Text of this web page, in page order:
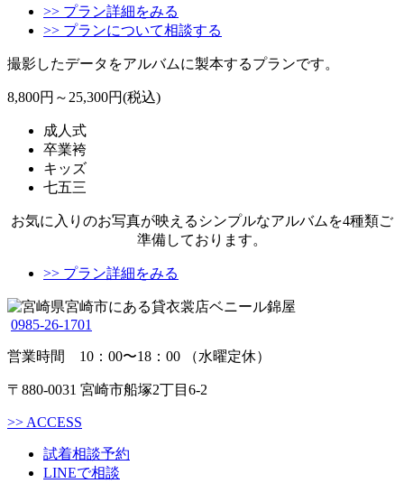
>> プラン詳細をみる
>> プランについて相談する
撮影したデータをアルバムに製本するプランです。
8,800円～25,300円(税込)
成人式
卒業袴
キッズ
七五三
お気に入りのお写真が映えるシンプルなアルバムを4種類ご
準備しております。
>> プラン詳細をみる
0985-26-1701
営業時間 10：00〜18：00 （水曜定休）
〒880-0031 宮崎市船塚2丁目6-2
>> ACCESS
試着相談予約
LINEで相談